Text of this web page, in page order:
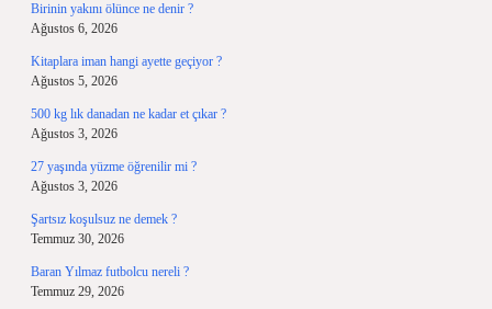
Birinin yakını ölünce ne denir ?
Ağustos 6, 2026
Kitaplara iman hangi ayette geçiyor ?
Ağustos 5, 2026
500 kg lık danadan ne kadar et çıkar ?
Ağustos 3, 2026
27 yaşında yüzme öğrenilir mi ?
Ağustos 3, 2026
Şartsız koşulsuz ne demek ?
Temmuz 30, 2026
Baran Yılmaz futbolcu nereli ?
Temmuz 29, 2026